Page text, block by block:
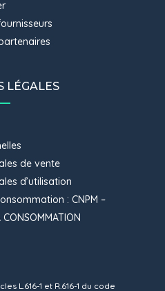
LÉGALES
de vente
d’utilisation
: CNPM –
L.616-1 et R.616-1 du code